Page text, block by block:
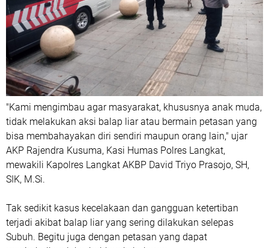
"Kami mengimbau agar masyarakat, khususnya anak muda,
tidak melakukan aksi balap liar atau bermain petasan yang
bisa membahayakan diri sendiri maupun orang lain," ujar
AKP Rajendra Kusuma, Kasi Humas Polres Langkat,
mewakili Kapolres Langkat AKBP David Triyo Prasojo, SH,
SIK, M.Si.
Tak sedikit kasus kecelakaan dan gangguan ketertiban
terjadi akibat balap liar yang sering dilakukan selepas
Subuh. Begitu juga dengan petasan yang dapat